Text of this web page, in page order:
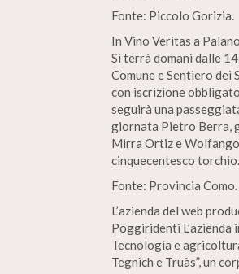
Fonte: Piccolo Gorizia.
In Vino Veritas a
Si terrà domani dalle
Comune e Sentiero dei
con iscrizione
seguirà una
giornata Pietro Berra,
Mirra Ortiz e
cinquecentesco torchio.
Fonte: Provincia Como.
L’azienda del web
Poggiridenti L’azienda
Tecnologia e
Tegnìch e Truàs”, un